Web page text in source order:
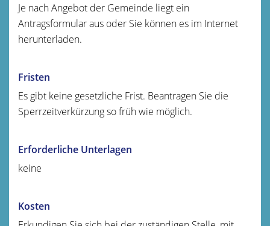
Je nach Angebot der Gemeinde liegt ein
Antragsformular aus oder Sie können es im Internet
herunterladen.
Fristen
Es gibt keine gesetzliche Frist. Beantragen Sie die
Sperrzeitverkürzung so früh wie möglich.
Erforderliche Unterlagen
keine
Kosten